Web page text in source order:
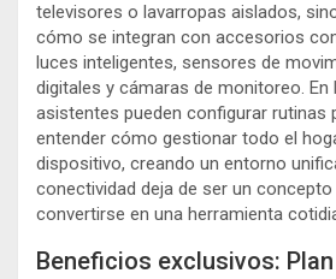
televisores o lavarropas aislados,
cómo se integran con accesorios
luces inteligentes, sensores de
digitales y cámaras de monitoreo. En
asistentes pueden configurar rutinas
entender cómo gestionar todo el
dispositivo, creando un entorno
conectividad deja de ser un
convertirse en una herramienta
Beneficios exclusivos: